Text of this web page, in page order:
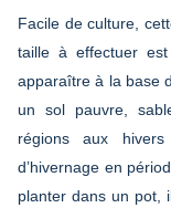
Facile de culture,
taille à effectuer
apparaître à la base
un sol pauvre,
régions aux
d’hivernage en
planter dans un pot,